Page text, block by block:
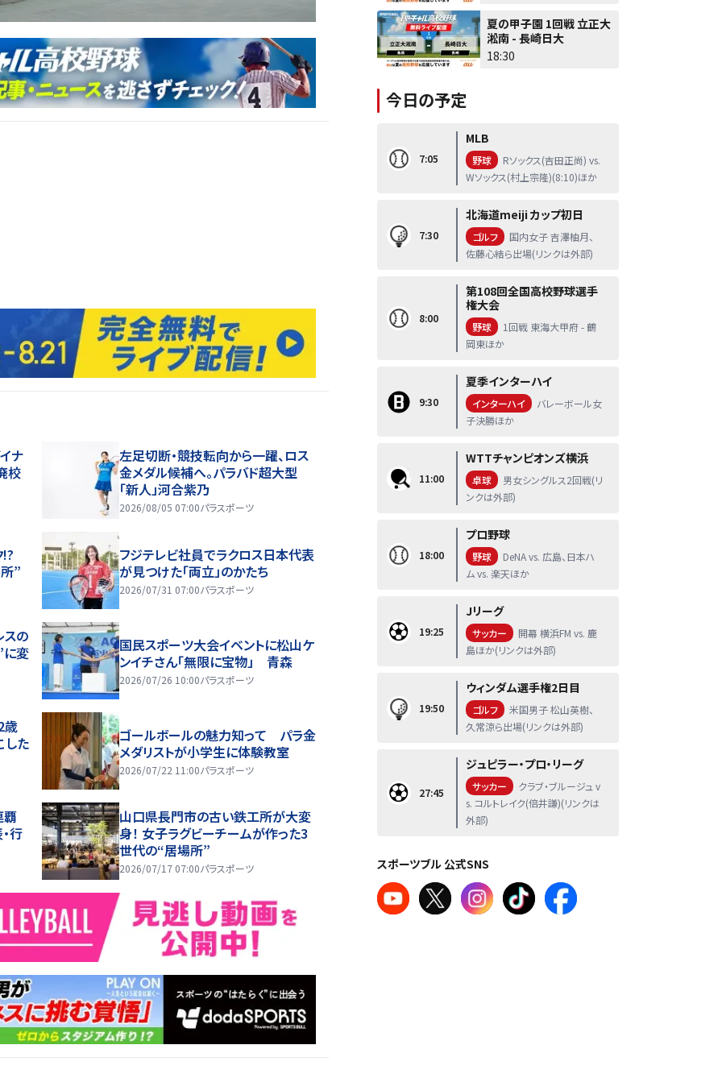
ナ
校
左足切断・競技転向から一躍、ロス
金メダル候補へ。パラバド超大型
「新人」河合紫乃
2026/08/05 07:00パラスポーツ
”
フジテレビ社員でラクロス日本代表
が見つけた「両立」のかたち
2026/07/31 07:00パラスポーツ
スの
に変
国民スポーツ大会イベントに松山ケ
ンイチさん「無限に宝物」 青森
2026/07/26 10:00パラスポーツ
歳
した
ゴールボールの魅力知って パラ金
メダリストが小学生に体験教室
2026/07/22 11:00パラスポーツ
覇
行
山口県長門市の古い鉄工所が大変
身！ 女子ラグビーチームが作った3
世代の“居場所”
2026/07/17 07:00パラスポーツ
夏の甲子園 1回戦 立正大
淞南 - 長崎日大
18:30
今日の予定
7:05
MLB
野球
Rソックス(吉田正尚) vs.
Wソックス(村上宗隆)(8:10)ほか
7:30
北海道meiji カップ初日
ゴルフ
国内女子 吉澤柚月、
佐藤心結ら出場(リンクは外部)
8:00
第108回全国高校野球選手
権大会
野球
1回戦 東海大甲府 - 鶴
岡東ほか
9:30
夏季インターハイ
インターハイ
バレーボール女
子決勝ほか
11:00
WTTチャンピオンズ横浜
卓球
男女シングルス2回戦(リ
ンクは外部)
18:00
プロ野球
野球
DeNA vs. 広島、日本ハ
ム vs. 楽天ほか
19:25
Jリーグ
サッカー
開幕 横浜FM vs. 鹿
島ほか(リンクは外部)
19:50
ウィンダム選手権2日目
ゴルフ
米国男子 松山英樹、
久常涼ら出場(リンクは外部)
27:45
ジュピラー・プロ・リーグ
サッカー
クラブ・ブルージュ v
s. コルトレイク(倍井謙)(リンクは
外部)
スポーツブル 公式SNS